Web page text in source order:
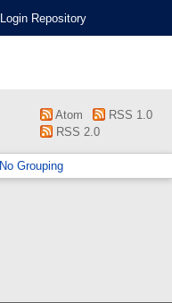
Login Repository
Atom
RSS 1.0
RSS 2.0
No Grouping